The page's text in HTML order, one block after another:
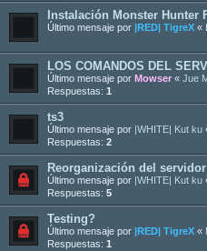
Instalación Monster Hunter
Último mensaje por |RED| TigreX «
LOS COMANDOS DEL
Último mensaje por Mowser « Jue
Respuestas: 1
ts3
Último mensaje por |WHITE| Kut ku
Respuestas: 2
Reorganización del
Último mensaje por |WHITE| Kut ku
Respuestas: 5
Testing?
Último mensaje por |RED| TigreX «
Respuestas: 1